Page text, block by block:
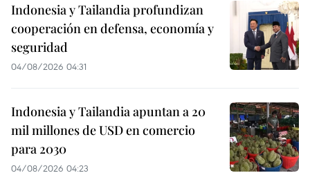
Indonesia y Tailandia profundizan
cooperación en defensa, economía y
seguridad
04/08/2026 04:31
Indonesia y Tailandia apuntan a 20
mil millones de USD en comercio
para 2030
04/08/2026 04:23